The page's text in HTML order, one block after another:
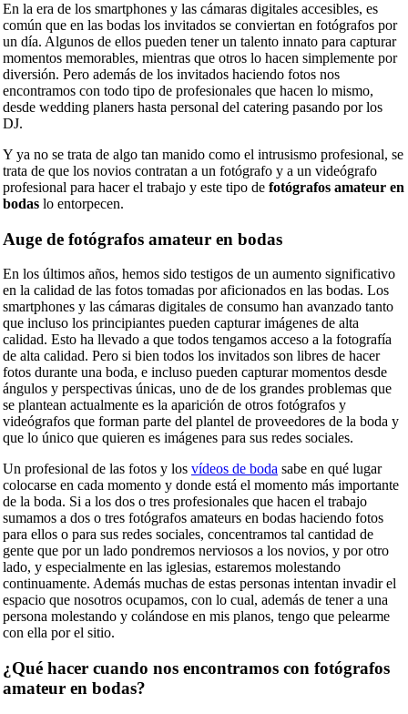
En la era de los smartphones y las cámaras digitales accesibles, es
común que en las bodas los invitados se conviertan en fotógrafos por
un día. Algunos de ellos pueden tener un talento innato para capturar
momentos memorables, mientras que otros lo hacen simplemente por
diversión. Pero además de los invitados haciendo fotos nos
encontramos con todo tipo de profesionales que hacen lo mismo,
desde wedding planers hasta personal del catering pasando por los
DJ.
Y ya no se trata de algo tan manido como el intrusismo profesional, se
trata de que los novios contratan a un fotógrafo y a un videógrafo
profesional para hacer el trabajo y este tipo de fotógrafos amateur en
bodas lo entorpecen.
Auge de fotógrafos amateur en bodas
En los últimos años, hemos sido testigos de un aumento significativo
en la calidad de las fotos tomadas por aficionados en las bodas. Los
smartphones y las cámaras digitales de consumo han avanzado tanto
que incluso los principiantes pueden capturar imágenes de alta
calidad. Esto ha llevado a que todos tengamos acceso a la fotografía
de alta calidad. Pero si bien todos los invitados son libres de hacer
fotos durante una boda, e incluso pueden capturar momentos desde
ángulos y perspectivas únicas, uno de de los grandes problemas que
se plantean actualmente es la aparición de otros fotógrafos y
videógrafos que forman parte del plantel de proveedores de la boda y
que lo único que quieren es imágenes para sus redes sociales.
Un profesional de las fotos y los vídeos de boda sabe en qué lugar
colocarse en cada momento y donde está el momento más importante
de la boda. Si a los dos o tres profesionales que hacen el trabajo
sumamos a dos o tres fotógrafos amateurs en bodas haciendo fotos
para ellos o para sus redes sociales, concentramos tal cantidad de
gente que por un lado pondremos nerviosos a los novios, y por otro
lado, y especialmente en las iglesias, estaremos molestando
continuamente. Además muchas de estas personas intentan invadir el
espacio que nosotros ocupamos, con lo cual, además de tener a una
persona molestando y colándose en mis planos, tengo que pelearme
con ella por el sitio.
¿Qué hacer cuando nos encontramos con fotógrafos
amateur en bodas?